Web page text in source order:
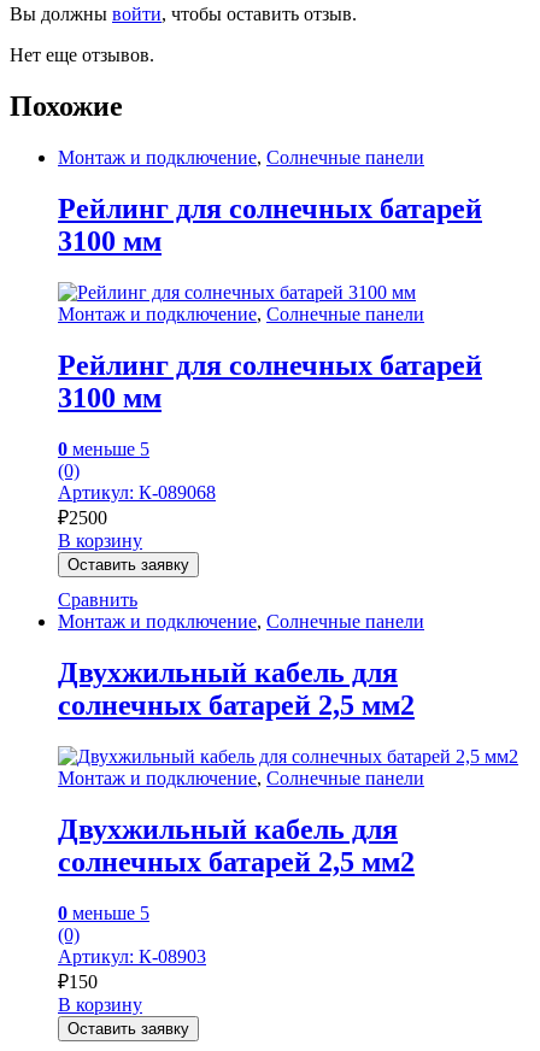
Вы должны войти, чтобы оставить отзыв.
Нет еще отзывов.
Похожие
Монтаж и подключение, Солнечные панели
Рейлинг для солнечных батарей
3100 мм
Монтаж и подключение, Солнечные панели
Рейлинг для солнечных батарей
3100 мм
0 меньше 5
(0)
Артикул: К-089068
₽2500
В корзину
Оставить заявку
Сравнить
Монтаж и подключение, Солнечные панели
Двухжильный кабель для
солнечных батарей 2,5 мм2
Монтаж и подключение, Солнечные панели
Двухжильный кабель для
солнечных батарей 2,5 мм2
0 меньше 5
(0)
Артикул: К-08903
₽150
В корзину
Оставить заявку